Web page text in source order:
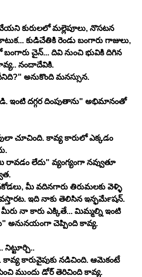
కురులలో మల్లెపూలు, నొసటన
కాటుక... కుడిచేతికి రెండు బంగారు గాజులు,
చైన్... దివి నుంచి భువికి దిగిన
నందాదేవికి.
అనుకొంది మనస్సున.
ఇంటి దగ్గర దింపుతాను" అభిమానంతో
చూచింది. కావ్య కారులో ఎక్కడం
రావడం లేదు" వ్యంగ్యంగా నవ్వుతూ
మీ వదినగారు తిరుమలకు వెళ్ళి
ఇది నాకు తెలిసిన ఇన్ఫర్‍మేషన్.
మీరు నా కారు ఎక్కితే... మిమ్మల్ని ఇంటి
అనునయంగా చెప్పింది కావ్య.
కారువైపుకు నడిచింది. ఆమెకంటే
ముందు డోర్ తెరిచింది కావ్య.